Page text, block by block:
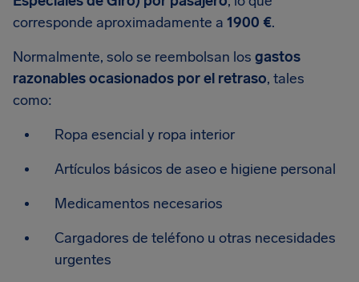
corresponde aproximadamente a 1900 €.
Normalmente, solo se reembolsan los gastos
razonables ocasionados por el retraso, tales
como:
Ropa esencial y ropa interior
Artículos básicos de aseo e higiene personal
Medicamentos necesarios
Cargadores de teléfono u otras necesidades
urgentes